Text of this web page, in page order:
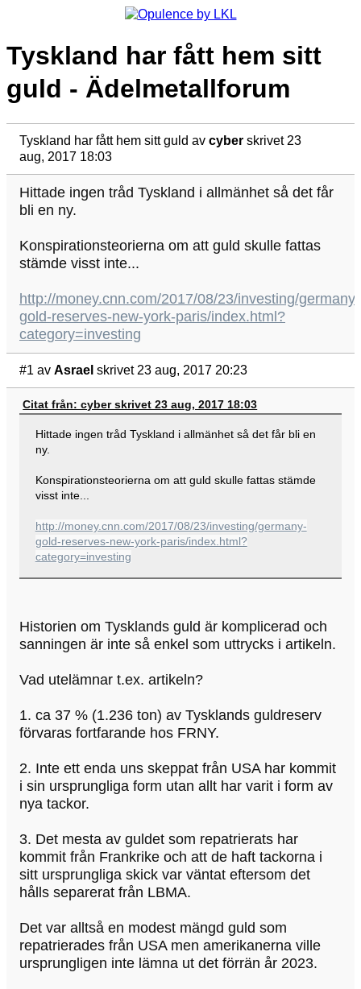
Tyskland har fått hem sitt
guld - Ädelmetallforum
Tyskland har fått hem sitt guld av cyber skrivet 23
aug, 2017 18:03
Hittade ingen tråd Tyskland i allmänhet så det får
bli en ny.
Konspirationsteorierna om att guld skulle fattas
stämde visst inte...
http://money.cnn.com/2017/08/23/investing/germany-
gold-reserves-new-york-paris/index.html?
category=investing
#1 av Asrael skrivet 23 aug, 2017 20:23
Citat från: cyber skrivet 23 aug, 2017 18:03
Hittade ingen tråd Tyskland i allmänhet så det får bli en
ny.
Konspirationsteorierna om att guld skulle fattas stämde
visst inte...
http://money.cnn.com/2017/08/23/investing/germany-
gold-reserves-new-york-paris/index.html?
category=investing
Historien om Tysklands guld är komplicerad och
sanningen är inte så enkel som uttrycks i artikeln.
Vad utelämnar t.ex. artikeln?
1. ca 37 % (1.236 ton) av Tysklands guldreserv
förvaras fortfarande hos FRNY.
2. Inte ett enda uns skeppat från USA har kommit
i sin ursprungliga form utan allt har varit i form av
nya tackor.
3. Det mesta av guldet som repatrierats har
kommit från Frankrike och att de haft tackorna i
sitt ursprungliga skick var väntat eftersom det
hålls separerat från LBMA.
Det var alltså en modest mängd guld som
repatrierades från USA men amerikanerna ville
ursprungligen inte lämna ut det förrän år 2023.